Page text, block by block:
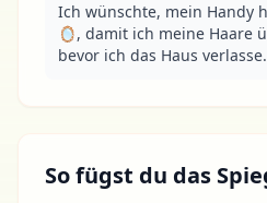
Ich wünschte, mein Handy
🪞, damit ich meine Haare
bevor ich das Haus verlasse.
So fügst du das